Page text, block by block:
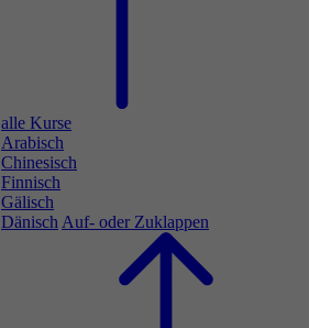
alle Kurse
Arabisch
Chinesisch
Finnisch
Gälisch
Dänisch Auf- oder Zuklappen